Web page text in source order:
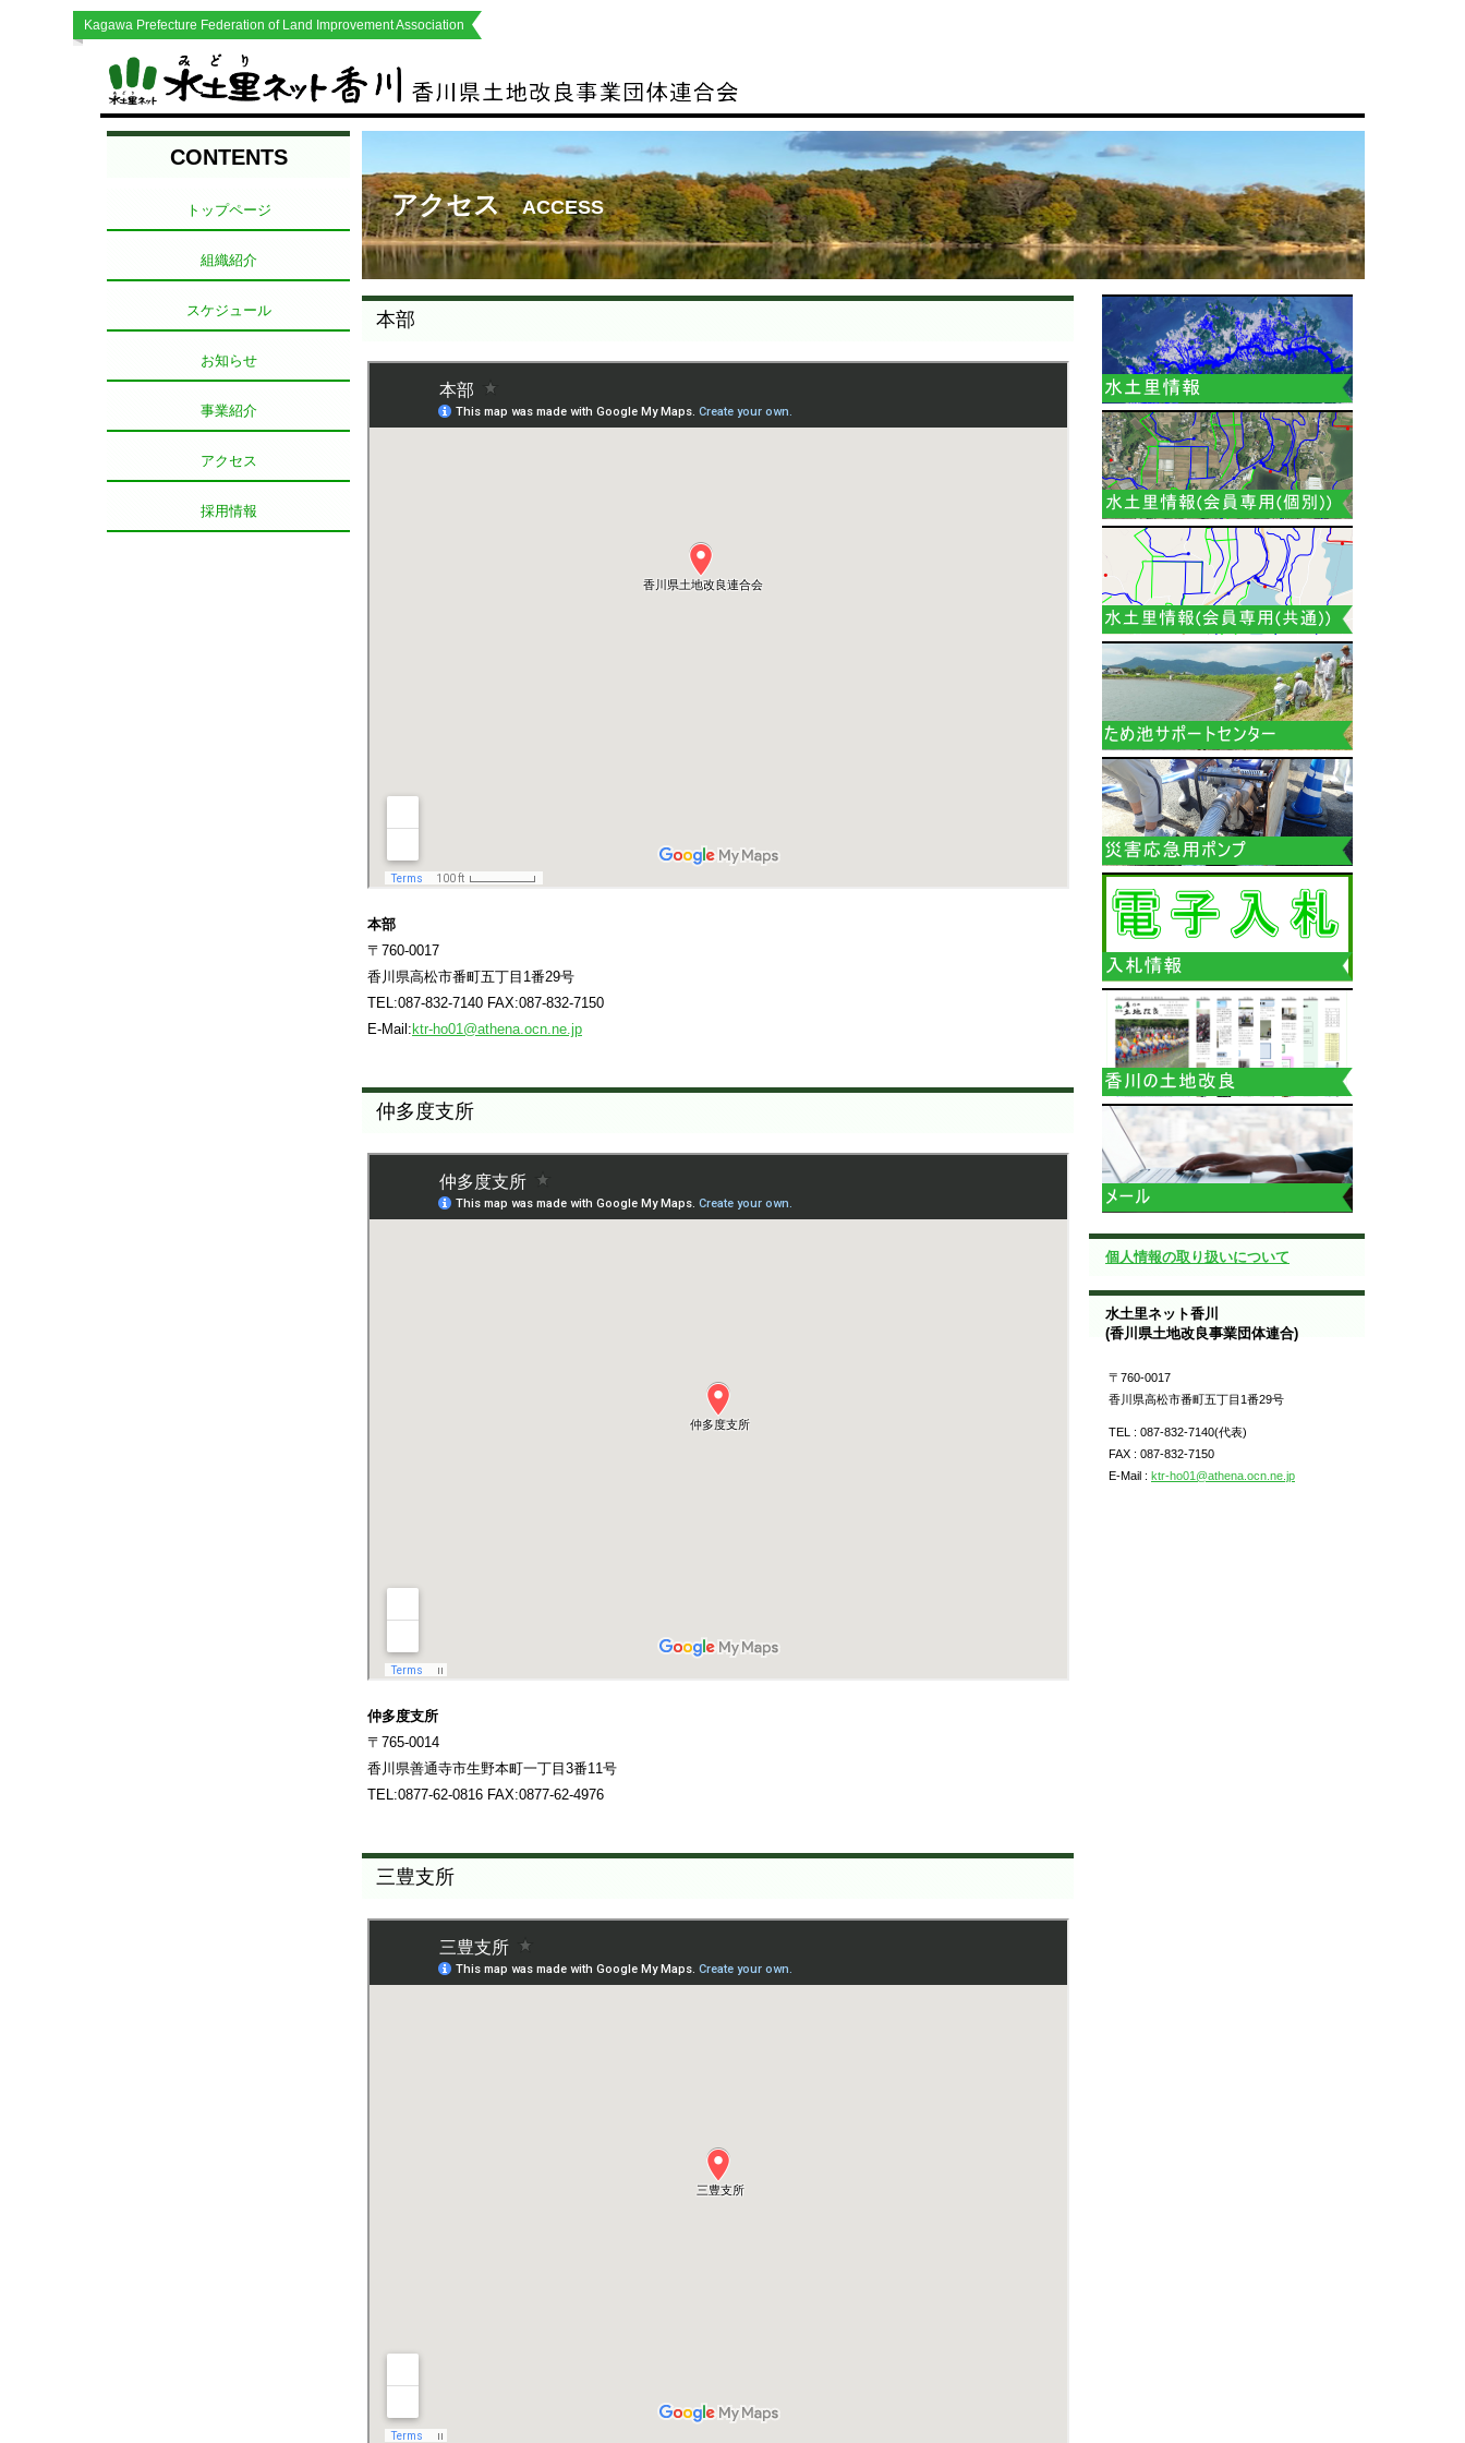
Kagawa Prefecture Federation of Land Improvement Association
アクセス ACCESS
本部
本部
〒760-0017
香川県高松市番町五丁目1番29号
TEL:087-832-7140 FAX:087-832-7150
E-Mail: ktr-ho01@athena.ocn.ne.jp
仲多度支所
仲多度支所
〒765-0014
香川県善通寺市生野本町一丁目3番11号
TEL:0877-62-0816 FAX:0877-62-4976
三豊支所
CONTENTS
トップページ
組織紹介
スケジュール
お知らせ
事業紹介
アクセス
採用情報
個人情報の取り扱いについて
水土里ネット香川
(香川県土地改良事業団体連合)
〒760-0017
香川県高松市番町五丁目1番29号
TEL : 087-832-7140(代表)
FAX : 087-832-7150
E-Mail : ktr-ho01@athena.ocn.ne.jp